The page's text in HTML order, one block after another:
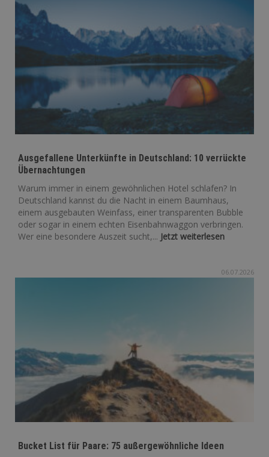
Ausgefallene Unterkünfte in Deutschland: 10 verrückte
Übernachtungen
Warum immer in einem gewöhnlichen Hotel schlafen? In
Deutschland kannst du die Nacht in einem Baumhaus,
einem ausgebauten Weinfass, einer transparenten Bubble
oder sogar in einem echten Eisenbahnwaggon verbringen.
Wer eine besondere Auszeit sucht,... Jetzt weiterlesen
06.07.2026
Bucket List für Paare: 75 außergewöhnliche Ideen